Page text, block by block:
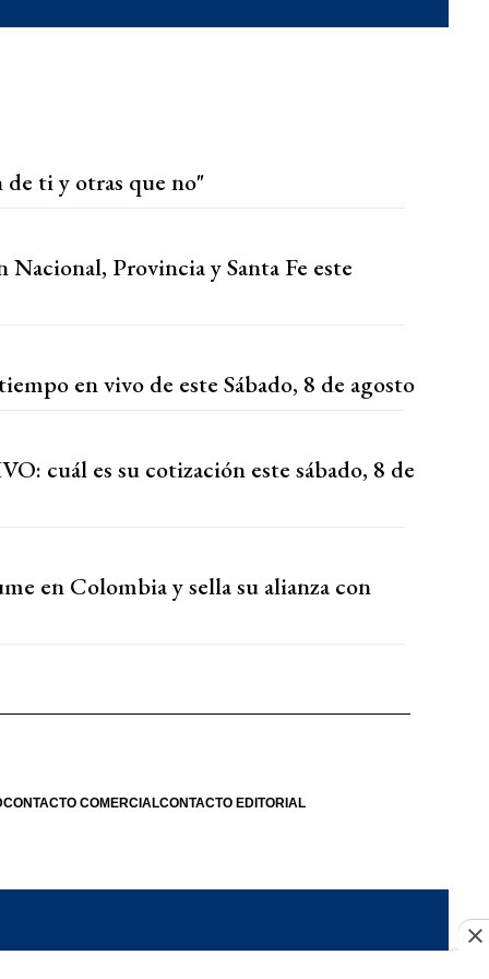
de ti y otras que no"
Provincia y Santa Fe este
en vivo de este Sábado, 8 de agosto
cuál es su cotización este sábado, 8 de
en Colombia y sella su alianza con
CONTACTO COMERCIALCONTACTO EDITORIAL